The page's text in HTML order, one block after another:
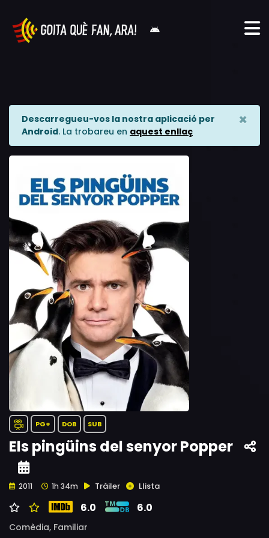
Descarregueu-vos la nostra aplicació per
Android. La trobareu en aquest enllaç
×
PG+ DOB SUB
Els pingüins del senyor Popper
2011 1h 34m Tràiler Llista
6.0 6.0
Comèdia, Familiar